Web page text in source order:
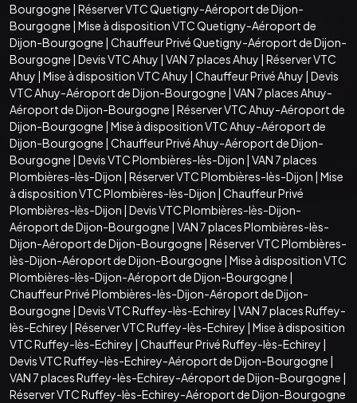
Bourgogne | Réserver VTC Quetigny-Aéroport de Dijon-
Bourgogne | Mise à disposition VTC Quetigny-Aéroport de
Dijon-Bourgogne | Chauffeur Privé Quetigny-Aéroport de Dijon-
Bourgogne | Devis VTC Ahuy | VAN 7 places Ahuy | Réserver VTC
Ahuy | Mise à disposition VTC Ahuy | Chauffeur Privé Ahuy | Devis
VTC Ahuy-Aéroport de Dijon-Bourgogne | VAN 7 places Ahuy-
Aéroport de Dijon-Bourgogne | Réserver VTC Ahuy-Aéroport de
Dijon-Bourgogne | Mise à disposition VTC Ahuy-Aéroport de
Dijon-Bourgogne | Chauffeur Privé Ahuy-Aéroport de Dijon-
Bourgogne | Devis VTC Plombières-lès-Dijon | VAN 7 places
Plombières-lès-Dijon | Réserver VTC Plombières-lès-Dijon | Mise
à disposition VTC Plombières-lès-Dijon | Chauffeur Privé
Plombières-lès-Dijon | Devis VTC Plombières-lès-Dijon-
Aéroport de Dijon-Bourgogne | VAN 7 places Plombières-lès-
Dijon-Aéroport de Dijon-Bourgogne | Réserver VTC Plombières-
lès-Dijon-Aéroport de Dijon-Bourgogne | Mise à disposition VTC
Plombières-lès-Dijon-Aéroport de Dijon-Bourgogne |
Chauffeur Privé Plombières-lès-Dijon-Aéroport de Dijon-
Bourgogne | Devis VTC Ruffey-lès-Echirey | VAN 7 places Ruffey-
lès-Echirey | Réserver VTC Ruffey-lès-Echirey | Mise à disposition
VTC Ruffey-lès-Echirey | Chauffeur Privé Ruffey-lès-Echirey |
Devis VTC Ruffey-lès-Echirey-Aéroport de Dijon-Bourgogne |
VAN 7 places Ruffey-lès-Echirey-Aéroport de Dijon-Bourgogne |
Réserver VTC Ruffey-lès-Echirey-Aéroport de Dijon-Bourgogne